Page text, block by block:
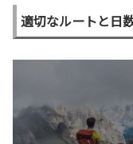
適切なルートと日